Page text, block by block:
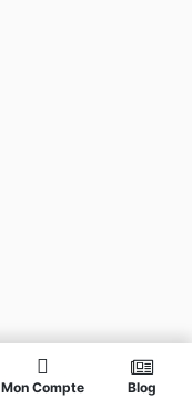
Mon Compte Blog